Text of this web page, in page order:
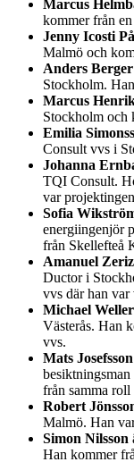
Marcus
kommer från
Jenny Icosti
Malmö och
Anders Berger
Stockholm.
Marcus
Stockholm och
Emilia
Consult vvs i
Johanna
TQI Consult.
var
Sofia
energiingenjör
från Skellefteå
Amanuel
Ductor i
vvs där han var
Michael
Västerås. Han
vvs.
Mats Josefsson
från samma
Robert
Malmö. Han
Simon Nilsson
Han kommer